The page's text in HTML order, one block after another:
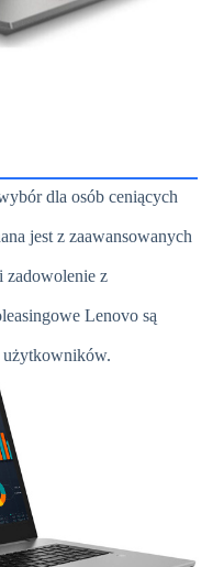
dla osób ceniących
jest z zaawansowanych
zadowolenie z
Lenovo są
użytkowników.